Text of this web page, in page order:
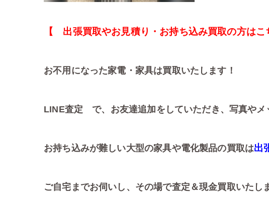
【 出張買取やお見積り・お持ち込み買取の方は
お不用になった家電・家具は買取いたします！
LINE査定 で、お友達追加をしていただき、写真やメ
お持ち込みが難しい大型の家具や電化製品の買取は出
ご自宅までお伺いし、その場で査定＆現金買取いたし